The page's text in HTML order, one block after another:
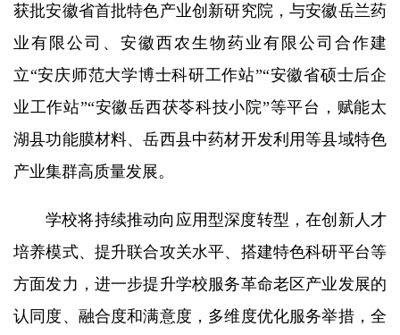
获批安徽省首批特色产业创新研究院，与安徽岳兰药
业有限公司、安徽西农生物药业有限公司合作建
立“安庆师范大学博士科研工作站”“安徽省硕士后企
业工作站”“安徽岳西茯苓科技小院”等平台，赋能太
湖县功能膜材料、岳西县中药材开发利用等县域特色
产业集群高质量发展。
学校将持续推动向应用型深度转型，在创新人才
培养模式、提升联合攻关水平、搭建特色科研平台等
方面发力，进一步提升学校服务革命老区产业发展的
认同度、融合度和满意度，多维度优化服务举措，全